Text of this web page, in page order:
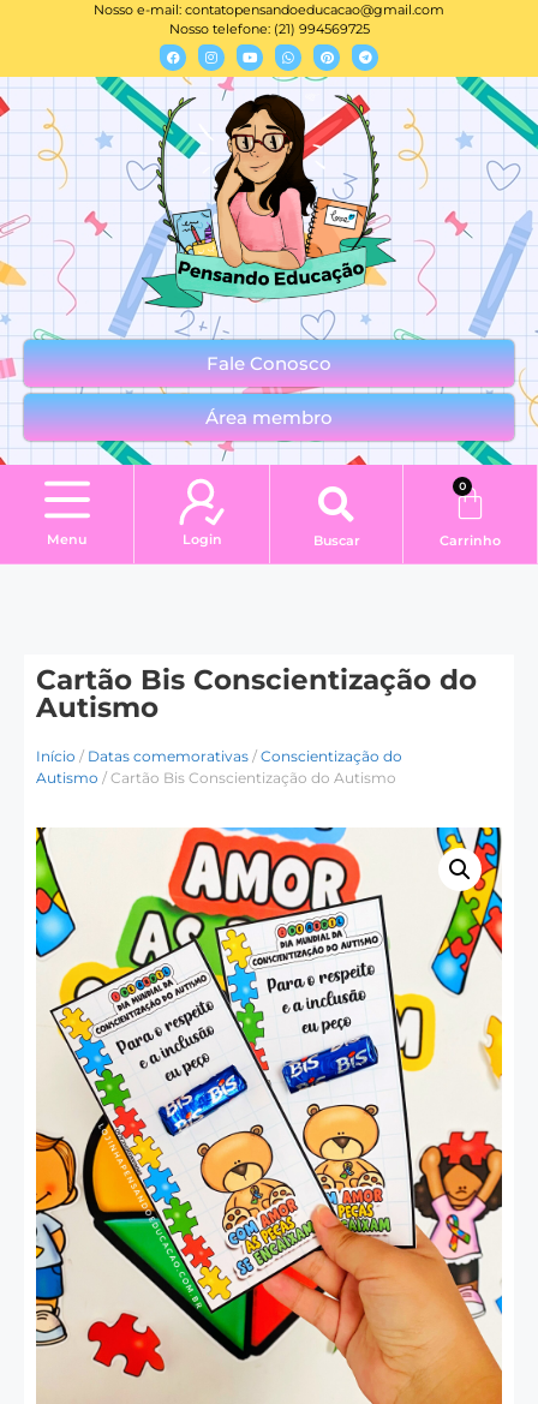
Nosso e-mail: contatopensandoeducacao@gmail.com
Nosso telefone: (21) 994569725
Fale Conosco
Área membro
Menu Login Buscar
0
Carrinho
Cartão Bis Conscientização do
Autismo
Início / Datas comemorativas / Conscientização do
Autismo / Cartão Bis Conscientização do Autismo